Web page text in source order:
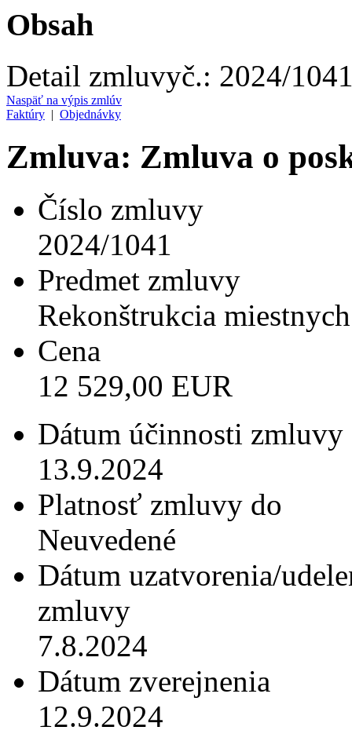
Obsah
Detail zmluvyč.: 2024/
Naspäť na výpis zmlúv
Faktúry | Objednávky
Zmluva: Zmluva o
Číslo zmluvy
2024/1041
Predmet zmluvy
Rekonštrukcia
Cena
12 529,00 EUR
Dátum účinnosti zmluvy
13.9.2024
Platnosť zmluvy do
Neuvedené
Dátum uzatvorenia/
zmluvy
7.8.2024
Dátum zverejnenia
12.9.2024